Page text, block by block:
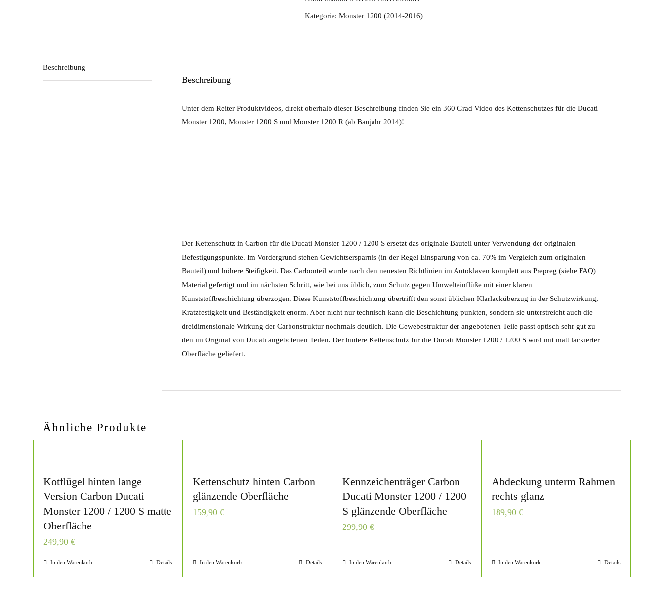
Kategorie: Monster 1200 (2014-2016)
Beschreibung
Beschreibung
Unter dem Reiter Produktvideos, direkt oberhalb dieser Beschreibung finden Sie ein 360 Grad Video des Kettenschutzes für die Ducati
Monster 1200, Monster 1200 S und Monster 1200 R (ab Baujahr 2014)!
–
Der Kettenschutz in Carbon für die Ducati Monster 1200 / 1200 S ersetzt das originale Bauteil unter Verwendung der originalen
Befestigungspunkte. Im Vordergrund stehen Gewichtsersparnis (in der Regel Einsparung von ca. 70% im Vergleich zum originalen
Bauteil) und höhere Steifigkeit. Das Carbonteil wurde nach den neuesten Richtlinien im Autoklaven komplett aus Prepreg (siehe FAQ)
Material gefertigt und im nächsten Schritt, wie bei uns üblich, zum Schutz gegen Umwelteinflüße mit einer klaren
Kunststoffbeschichtung überzogen. Diese Kunststoffbeschichtung übertrifft den sonst üblichen Klarlacküberzug in der Schutzwirkung,
Kratzfestigkeit und Beständigkeit enorm. Aber nicht nur technisch kann die Beschichtung punkten, sondern sie unterstreicht auch die
dreidimensionale Wirkung der Carbonstruktur nochmals deutlich. Die Gewebestruktur der angebotenen Teile passt optisch sehr gut zu
den im Original von Ducati angebotenen Teilen. Der hintere Kettenschutz für die Ducati Monster 1200 / 1200 S wird mit matt lackierter
Oberfläche geliefert.
Ähnliche Produkte
Kotflügel hinten lange
Version Carbon Ducati
Monster 1200 / 1200 S matte
Oberfläche
249,90 €
In den Warenkorb Details
Kettenschutz hinten Carbon
glänzende Oberfläche
159,90€
In den Warenkorb Details
Kennzeichenträger Carbon
Ducati Monster 1200 / 1200
S glänzende Oberfläche
299,90 €
In den Warenkorb Details
Abdeckung unterm Rahmen
rechts glanz
189,90 €
In den Warenkorb Details